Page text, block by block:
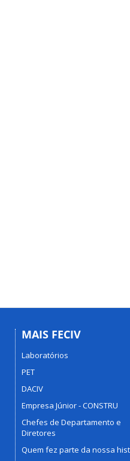
MAIS FECIV
Laboratórios
PET
DACIV
Empresa Júnior - CONSTRU
Chefes de Departamento e
Diretores
Quem fez parte da nossa